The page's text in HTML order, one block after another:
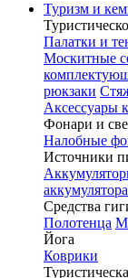
Туризм и
Палатки и
Москитные
рюкзаки
Аксессуары
Фонари и
Налобные
Источники
Средства
Полотенца
Йога
Коврики